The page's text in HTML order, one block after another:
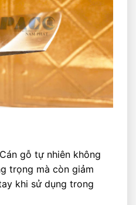
Cán gỗ tự nhiên không
trọng mà còn giảm
khi sử dụng trong